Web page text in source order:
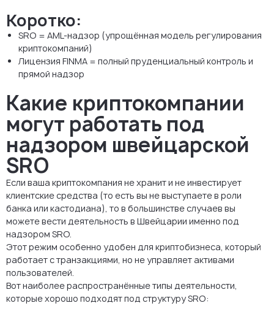
Коротко:
SRO = AML-надзор (упрощённая модель регулирования
криптокомпаний)
Лицензия FINMA = полный пруденциальный контроль и
прямой надзор
Какие криптокомпании
могут работать под
надзором швейцарской
SRO
Если ваша криптокомпания не хранит и не инвестирует
клиентские средства (то есть вы не выступаете в роли
банка или кастодиана), то в большинстве случаев вы
можете вести деятельность в Швейцарии именно под
надзором SRO.
Этот режим особенно удобен для криптобизнеса, который
работает с транзакциями, но не управляет активами
пользователей.
Вот наиболее распространённые типы деятельности,
которые хорошо подходят под структуру SRO: